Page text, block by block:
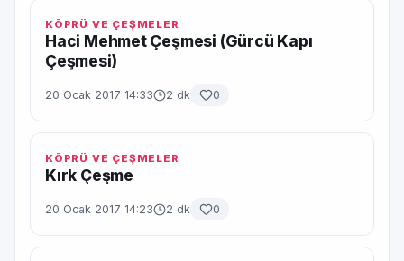
KÖPRÜ VE ÇEŞMELER
Haci Mehmet Çeşmesi (Gürcü Kapı
Çeşmesi)
20 Ocak 2017 14:33 2 dk 0
KÖPRÜ VE ÇEŞMELER
Kırk Çeşme
20 Ocak 2017 14:23 2 dk 0